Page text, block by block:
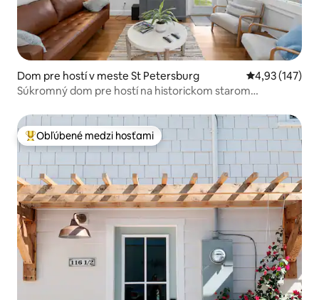
Dom pre hostí v meste St Petersburg Priemerné
4,93 (147)
Súkromný dom pre hostí na historickom starom
Najobľúbenejšie medzi hosťami
Obľúbené medzi hosťami